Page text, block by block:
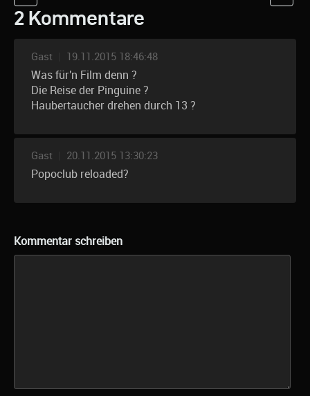
2 Kommentare
Gast 19.11.2015 18:46:48
Was für'n Film denn ?
Die Reise der Pinguine ?
Haubertaucher drehen durch 13 ?
Gast 20.11.2015 13:30:23
Popoclub reloaded?
Kommentar schreiben